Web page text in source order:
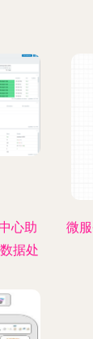
心助
据处
微